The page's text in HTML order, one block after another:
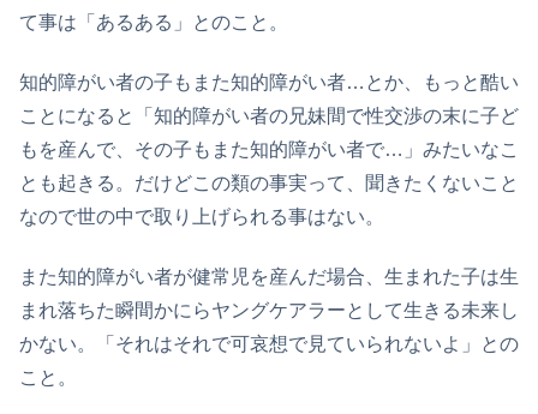
て事は「あるある」とのこと。
知的障がい者の子もまた知的障がい者…とか、もっと酷い
ことになると「知的障がい者の兄妹間で性交渉の末に子ど
もを産んで、その子もまた知的障がい者で…」みたいなこ
とも起きる。だけどこの類の事実って、聞きたくないこと
なので世の中で取り上げられる事はない。
また知的障がい者が健常児を産んだ場合、生まれた子は生
まれ落ちた瞬間かにらヤングケアラーとして生きる未来し
かない。「それはそれで可哀想で見ていられないよ」との
こと。